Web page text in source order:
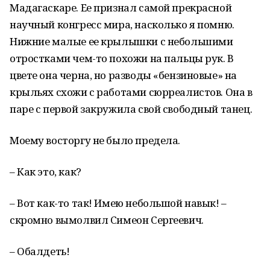
Мадагаскаре. Ее признал самой прекрасной
научный конгресс мира, насколько я помню.
Нижние малые ее крылышки с небольшими
отростками чем-то похожи на пальцы рук. В
цвете она черна, но разводы «бензиновые» на
крыльях схожи с работами сюрреалистов. Она в
паре с первой закружила свой свободный танец.
Моему восторгу не было предела.
– Как это, как?
– Вот как-то так! Имею небольшой навык! –
скромно вымолвил Симеон Сергеевич.
– Обалдеть!